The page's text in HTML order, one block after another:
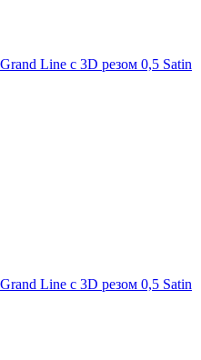
Line c 3D резом 0,5 Satin
Line c 3D резом 0,5 Satin